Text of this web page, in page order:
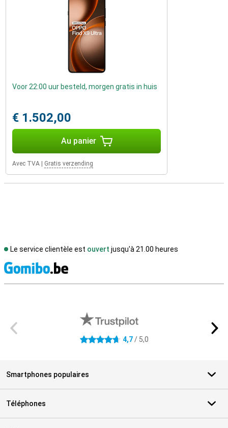
Voor 22:00 uur besteld, morgen gratis in huis
€ 1.502,00
Au panier
Avec TVA Gratis verzending
Le service clientèle est ouvert jusqu'à 21.00 heures
4.7 étoiles 4,7/ 5,0
Smartphones populaires
Téléphones